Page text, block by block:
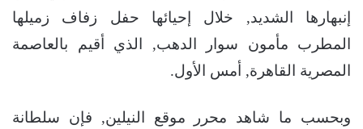
إنبهارها الشديد, خلال إحيائها حفل زفاف زميلها
المطرب مأمون سوار الدهب, الذي أقيم بالعاصمة
المصرية القاهرة, أمس الأول.
وبحسب ما شاهد محرر موقع النيلين, فإن سلطانة